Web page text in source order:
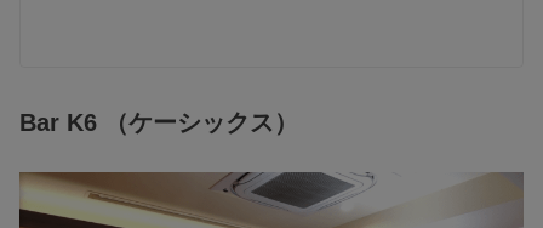
Bar K6 （ケーシックス）